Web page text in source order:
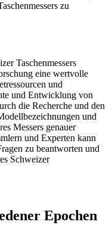
zu
Taschenmessers
eine wertvolle
und
und Entwicklung von
die Recherche und den
und
Messers genauer
und Experten kann
zu beantworten und
Schweizer
Epochen